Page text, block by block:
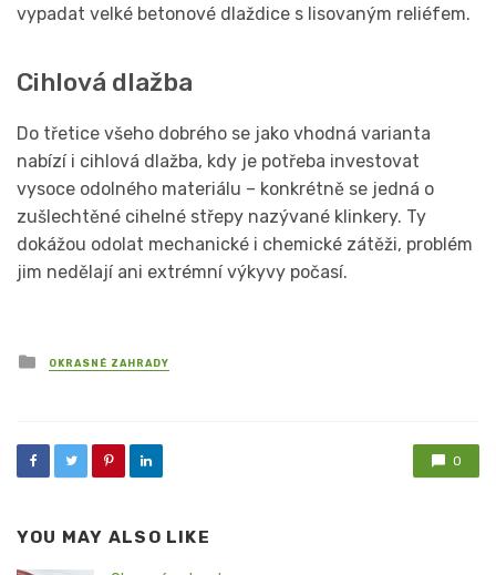
vypadat velké betonové dlaždice s lisovaným reliéfem.
Cihlová dlažba
Do třetice všeho dobrého se jako vhodná varianta
nabízí i cihlová dlažba, kdy je potřeba investovat
vysoce odolného materiálu – konkrétně se jedná o
zušlechtěné cihelné střepy nazývané klinkery. Ty
dokážou odolat mechanické i chemické zátěži, problém
jim nedělají ani extrémní výkyvy počasí.
Posted
in
OKRASNÉ ZAHRADY
0
YOU MAY ALSO LIKE